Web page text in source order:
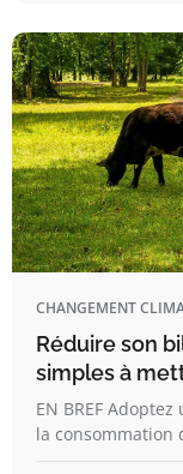
CHANGEMENT
Réduire son
simples à
EN BREF
la consommation